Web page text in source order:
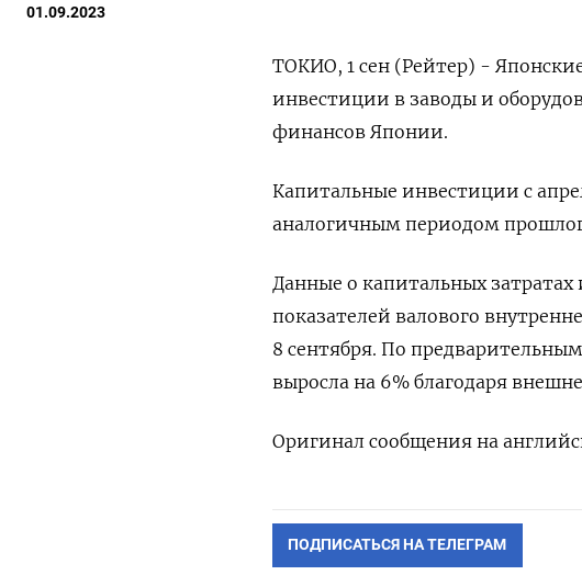
01.09.2023
ТОКИО, 1 сен (Рейтер) -
инвестиции в заводы и
финансов Японии.
Капитальные инвестиции с
аналогичным периодом
Данные о капитальных
показателей валового
8 сентября. По
выросла на 6% благодаря
Оригинал сообщения на
ПОДПИСАТЬСЯ НА ТЕЛЕГРАМ